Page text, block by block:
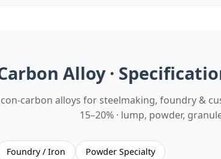
Alloy ·
alloys for steelmaking, foundry &
15–20% · lump, powder,
Foundry / Iron Powder Specialty